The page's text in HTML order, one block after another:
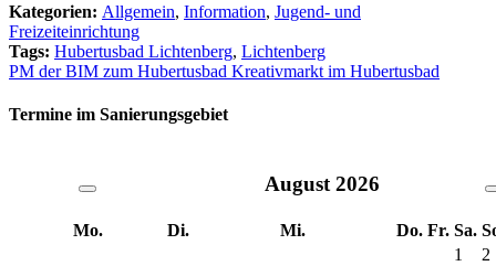
Kategorien: Allgemein, Information, Jugend- und
Freizeiteinrichtung
Tags: Hubertusbad Lichtenberg, Lichtenberg
PM der BIM zum Hubertusbad Kreativmarkt im Hubertusbad
Termine im Sanierungsgebiet
August 2026
Mo. Di. Mi. Do. Fr. Sa.
1
2